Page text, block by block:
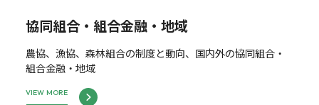
協同組合・組合金融・地域
農協、漁協、森林組合の制度と動向、国内外の協同組合・
組合金融・地域
VIEW MORE